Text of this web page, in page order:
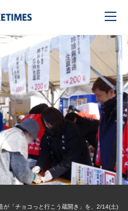
が「チョコっと行こう蔵開き」を、2/14(土)